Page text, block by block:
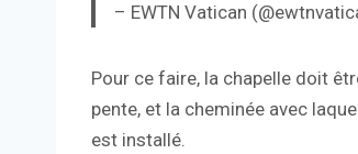
– EWTN Vatican
Pour ce faire, la chapelle doit
pente, et la cheminée avec
est installé.